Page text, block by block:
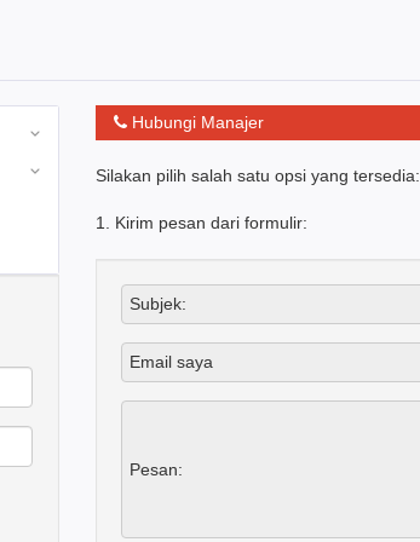
Hubungi Manajer
Silakan pilih salah satu opsi yang tersedia:
1. Kirim pesan dari formulir:
Subjek:
Email saya
Pesan: